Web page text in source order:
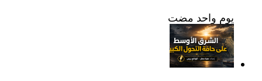
‏يوم واحد مضت